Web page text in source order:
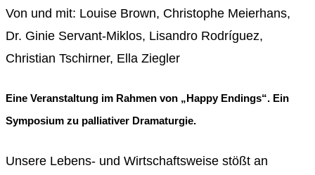
Von und mit: Louise Brown, Christophe Meierhans,
Dr. Ginie Servant-Miklos, Lisandro Rodríguez,
Christian Tschirner, Ella Ziegler
Eine Veranstaltung im Rahmen von „Happy Endings“. Ein
Symposium zu palliativer Dramaturgie.
Unsere Lebens- und Wirtschaftsweise stößt an